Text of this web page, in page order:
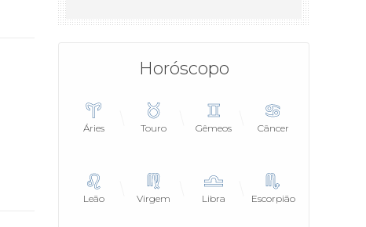
Horóscopo
Áries Touro Gêmeos Câncer
Leão Virgem Libra Escorpião